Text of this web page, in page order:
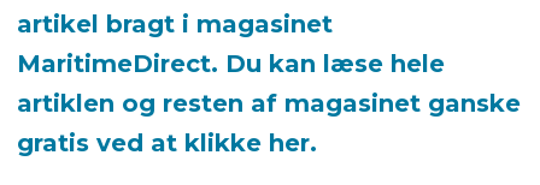
artikel bragt i magasinet
MaritimeDirect. Du kan læse hele
artiklen og resten af magasinet ganske
gratis ved at klikke her.